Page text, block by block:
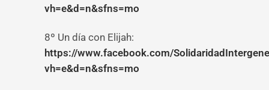
vh=e&d=n&sfns=mo
8º Un día con Elijah:
https://www.facebook.com/
vh=e&d=n&sfns=mo